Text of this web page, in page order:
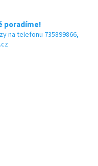
poradíme!
na telefonu 735899866,